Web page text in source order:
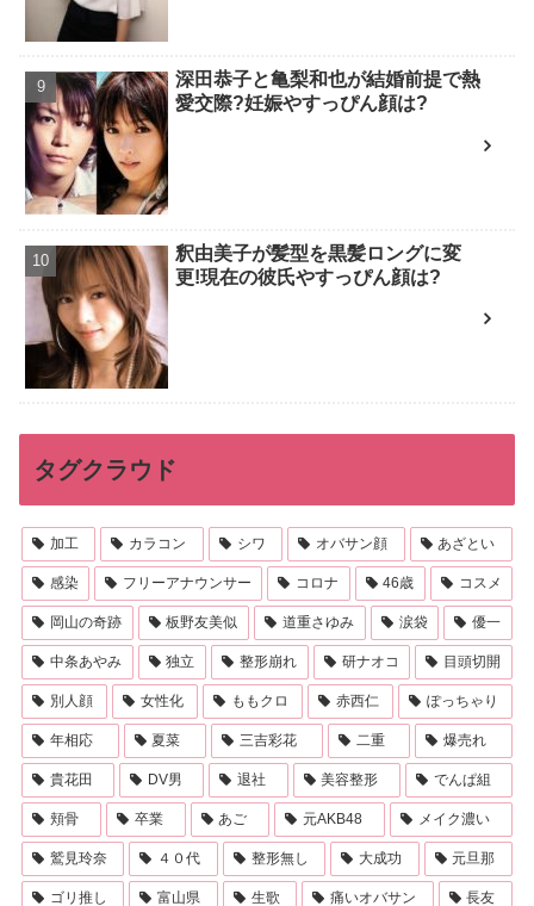
深田恭子と亀梨和也が結婚前提で熱
愛交際?妊娠やすっぴん顔は?
釈由美子が髪型を黒髪ロングに変
更!現在の彼氏やすっぴん顔は?
タグクラウド
加工 カラコン シワ オバサン顔 あざとい
感染 フリーアナウンサー コロナ 46歳 コスメ
岡山の奇跡 板野友美似 道重さゆみ 涙袋 優一
中条あやみ 独立 整形崩れ 研ナオコ 目頭切開
別人顔 女性化 ももクロ 赤西仁 ぽっちゃり
年相応 夏菜 三吉彩花 二重 爆売れ
貴花田 DV男 退社 美容整形 でんぱ組
頬骨 卒業 あご 元AKB48 メイク濃い
鷲見玲奈 ４０代 整形無し 大成功 元旦那
ゴリ推し 富山県 生歌 痛いオバサン 長友